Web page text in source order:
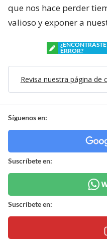
que nos hace perder
valioso y exponer a
ERROR?
Revisa nuestra página de
Síguenos en:
Suscríbete en:
Suscríbete en: